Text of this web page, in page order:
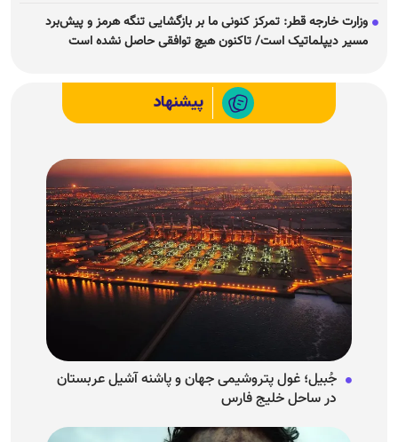
وزارت خارجه قطر: تمرکز کنونی ما بر بازگشایی تنگه هرمز و پیش‌برد
مسیر دیپلماتیک است/ تاکنون هیچ توافقی حاصل نشده است
پیشنهاد
جُبیل؛ غول پتروشیمی جهان و پاشنه آشیل عربستان
در ساحل خلیج فارس